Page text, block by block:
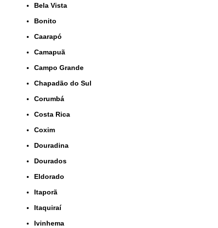
Bela Vista
Bonito
Caarapó
Camapuã
Campo Grande
Chapadão do Sul
Corumbá
Costa Rica
Coxim
Douradina
Dourados
Eldorado
Itaporã
Itaquiraí
Ivinhema